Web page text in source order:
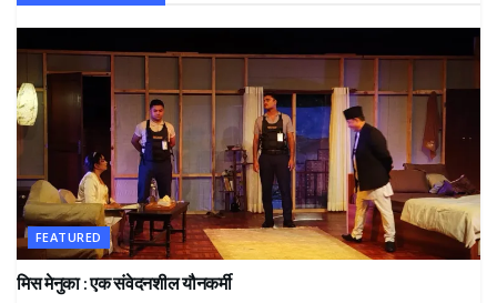
FEATURED
मिस मेनुका : एक संवेदनशील यौनकर्मी